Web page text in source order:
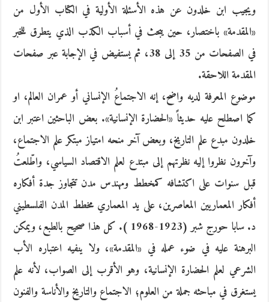
ويجيب ابن خلدون عن هذه الأسئلة الأولية في الكتاب الأول من
«المقدمة» باختصار، حين يبحث في أسباب الكذب الذي يتطرق للخبر
في الصفحات من 35 إلى 38، ثم يستفيض في الإجابة عبر صفحات
المقدمة اللاحقة.
موضوع المعرفة لديه واضح، إنه الاجتماعُ الإنساني أو عمران العالم، او
كما اصطلح عليه حديثاً «الحضارة الإنسانية». بعض الباحثين اعتبر ابن
خلدون مبدع علم التاريخ، وبعض آخر منحه امتياز مبتكر علم الاجتماع،
وآخرون نظروا إليه نظرتهم إلى مبتدع لعلم الاقتصاد السياسي، واطّلعتُ
قبل سنوات على اكتشافه كمخطط ومهندس مدن تتجاوز جدة أفكاره
أفكار المعماريين المعاصرين، على يد المعماري مخطط المدن الفلسطيني
د. سابا حورج شبر (1923-1968 ). كل هذا صحيح بالطبع، ويمكن
البرهنة عليه في ضوء عمله في «المقدمة»، ولا ينفيه اعتباره الأب
الشرعي لعلم الحضارة الإنسانية، وهو الأقرب إلى الصواب، لأنه علم
يستغرق في مباحثه جملة من العلوم؛ الاجتماع والتاريخ والأناسة والفنون